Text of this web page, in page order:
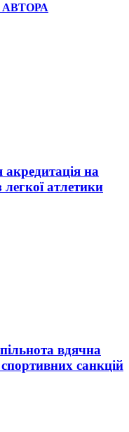
АВТОРА
акредитація на
атлетики
вдячна
санкцій